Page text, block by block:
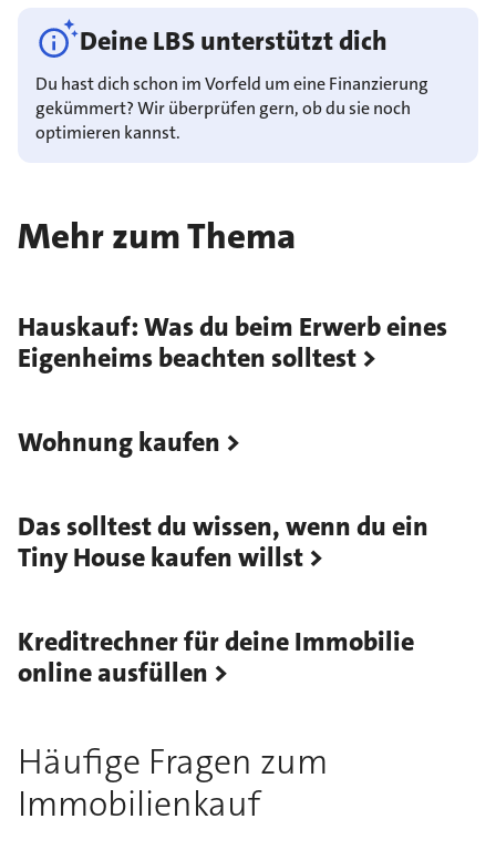
Deine LBS unterstützt dich
Du hast dich schon im Vorfeld um eine Finanzierung
gekümmert? Wir überprüfen gern, ob du sie noch
optimieren kannst.
Mehr zum Thema
Hauskauf: Was du beim Erwerb eines
Eigenheims beachten solltest
Wohnung kaufen
Das solltest du wissen, wenn du ein
Tiny House kaufen willst
Kreditrechner für deine Immobilie
online ausfüllen
Häufige Fragen zum
Immobilienkauf